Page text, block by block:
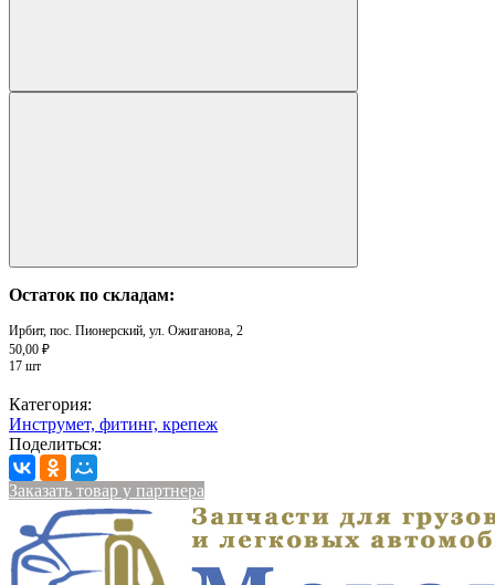
Остаток по складам:
Ирбит, пос. Пионерский, ул. Ожиганова, 2
50,00 ₽
17 шт
Категория:
Инструмет, фитинг, крепеж
Поделиться:
Заказать товар у партнера